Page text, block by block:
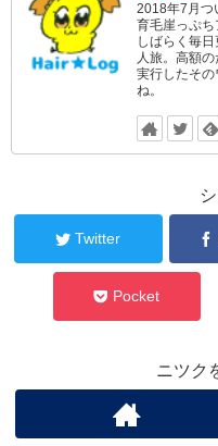
2018年7月つ
育毛崖っぷち
しばらく毎
人旅。高額
実行したそ
ね。
Twitter
Pocket
ニツク